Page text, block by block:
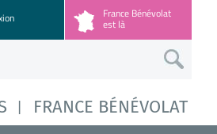
FRANCE BÉNÉVOLAT
France Bénévolat
est là